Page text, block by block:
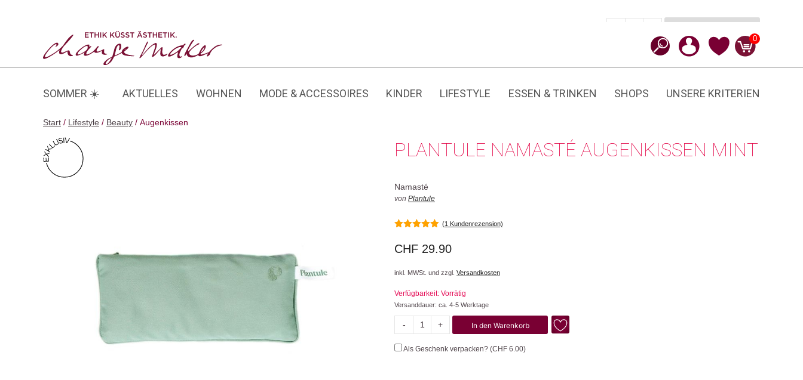
0
SOMMER ☀️ AKTUELLES WOHNEN MODE & ACCESSOIRES KINDER LIFESTYLE ESSEN & TRINKEN SHOPS UNSERE KRITERIEN
Start / Lifestyle / Beauty / Augenkissen
PLANTULE NAMASTÉ AUGENKISSEN MINT
Namasté
von Plantule
(1 Kundenrezension)
CHF 29.90
inkl. MWSt. und zzgl. Versandkosten
Verfügbarkeit: Vorrätig
Versanddauer: ca. 4-5 Werktage
-
Augenkissen
Menge
+ In den Warenkorb
Als Geschenk verpacken? (CHF 6.00)